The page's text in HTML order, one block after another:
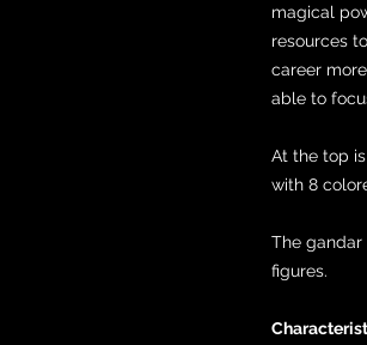
magical
resources
career
able to
At the top
with 8
The gandar
figures.